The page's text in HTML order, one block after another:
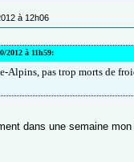
à 12h06
2012 à 11h59:
Alpins, pas trop morts de
dans une semaine